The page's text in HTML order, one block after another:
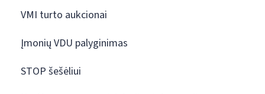
VMI turto aukcionai
Įmonių VDU palyginimas
STOP šešėliui